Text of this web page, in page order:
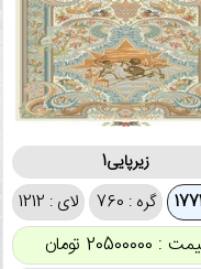
زیرپایی1
گره : 760 لای : 1212
: 20500000 تومان